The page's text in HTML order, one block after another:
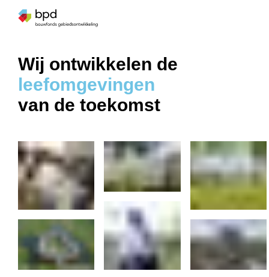
Wij ontwikkelen de
leefomgevingen
van de toekomst